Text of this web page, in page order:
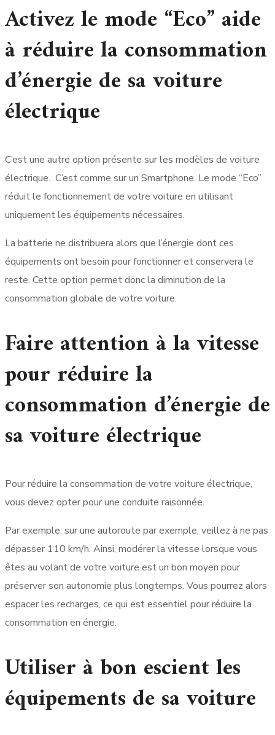
Activez le mode “Eco” aide
à réduire la consommation
d’énergie de sa voiture
électrique
C’est une autre option présente sur les modèles de voiture
électrique. C’est comme sur un Smartphone. Le mode “Eco”
réduit le fonctionnement de votre voiture en utilisant
uniquement les équipements nécessaires.
La batterie ne distribuera alors que l’énergie dont ces
équipements ont besoin pour fonctionner et conservera le
reste. Cette option permet donc la diminution de la
consommation globale de votre voiture.
Faire attention à la vitesse
pour réduire la
consommation d’énergie de
sa voiture électrique
Pour réduire la consommation de votre voiture électrique,
vous devez opter pour une conduite raisonnée.
Par exemple, sur une autoroute par exemple, veillez à ne pas
dépasser 110 km/h. Ainsi, modérer la vitesse lorsque vous
êtes au volant de votre voiture est un bon moyen pour
préserver son autonomie plus longtemps. Vous pourrez alors
espacer les recharges, ce qui est essentiel pour réduire la
consommation en énergie.
Utiliser à bon escient les
équipements de sa voiture